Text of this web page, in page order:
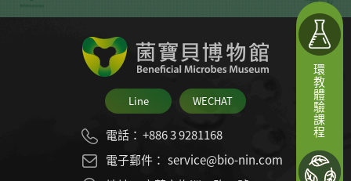
Line WECHAT
電話： +886 3 9281168
電子郵件： service@bio-nin.com
環教體驗課程